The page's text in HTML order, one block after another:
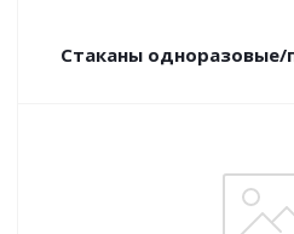
Стаканы одноразовые/